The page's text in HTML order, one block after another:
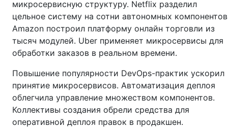
микросервисную структуру. Netflix разделил
цельное систему на сотни автономных
Amazon построил платформу онлайн торговли из
тысяч модулей. Uber применяет микросервисы для
обработки заказов в реальном времени.
Повышение популярности DevOps-практик ускорил
принятие микросервисов. Автоматизация деплоя
облегчила управление множеством компонентов.
Коллективы создания обрели средства для
оперативной деплоя правок в продакшен.